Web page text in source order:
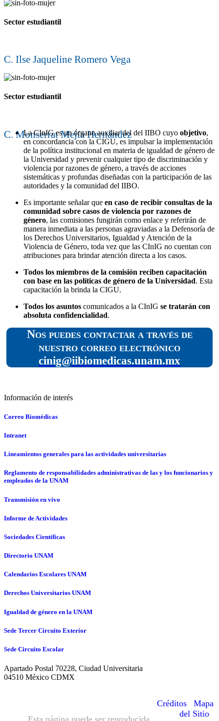
Sector estudiantil
C. Ilse Jaqueline Romero Vega
Sector estudiantil
C. Monserrat Mejía Hernández
La CInIG es un órgano auxiliar del del IIBO cuyo objetivo,
en concordancia con la CIGU, es impulsar la implementación
de la política institucional en materia de igualdad de género de
la Universidad y prevenir cualquier tipo de discriminación y
violencia por razones de género, a través de acciones
sistemáticas y profundas diseñadas con la participación de las
autoridades y la comunidad del IIBO.
Es importante señalar que en caso de recibir consultas de la
comunidad sobre casos de violencia por razones de
género, las comisiones fungirán como enlace y referirán de
manera inmediata a las personas agraviadas a la Defensoría de
los Derechos Universitarios, Igualdad y Atención de la
Violencia de Género, toda vez que las CInIG no cuentan con
atribuciones para brindar atención directa a los casos.
Todos los miembros de la comisión reciben capacitación
con base en las políticas de género de la Universidad. Esta
capacitación la brinda la CIGU.
Todos los asuntos comunicados a la CInIG se tratarán con
absoluta confidencialidad.
Nos puedes contactar a través de
nuestro correo electrónico
cinig@iibiomedicas.unam.mx
Información de interés
Correo Biomédicas
Intranet
Lineamientos generales para las actividades universitarias
Reglamento de responsabilidades administrativas de las y los funcionarios y
empleados de la UNAM
Transmisión en vivo
Informe de Actividades
Sociedades Científicas
Directorio UNAM
Calendarios Escolares UNAM
Derechos Universitarios UNAM
Igualdad de género en la UNAM
Sede Tercer Circuito Exterior
Sede Circuito Escolar
Apartado Postal 70228, Ciudad Universitaria
04510 México CDMX
Créditos
Mapa
del Sitio